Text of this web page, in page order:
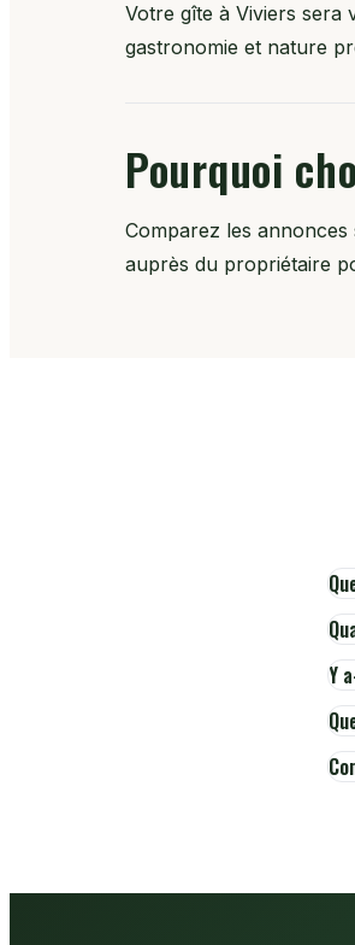
Votre gîte à Viviers sera
gastronomie et nature
Pourquoi
Comparez les
auprès du propriétaire
Y